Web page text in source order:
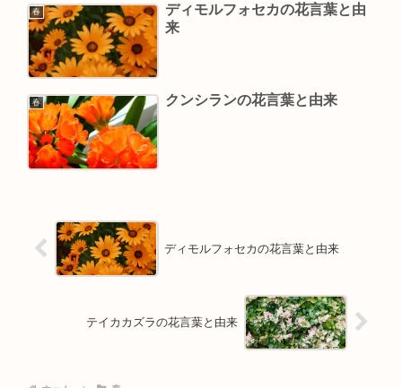
春
ディモルフォセカの花言葉と由
来
春 クンシランの花言葉と由来
ディモルフォセカの花言葉と由来
テイカカズラの花言葉と由来